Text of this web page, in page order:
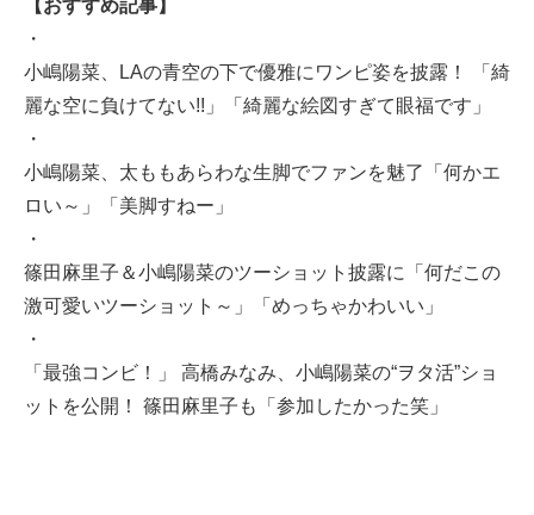
【おすすめ記事】
・
小嶋陽菜、LAの青空の下で優雅にワンピ姿を披露！ 「綺
麗な空に負けてない!!」「綺麗な絵図すぎて眼福です」
・
小嶋陽菜、太ももあらわな生脚でファンを魅了「何かエ
ロい～」「美脚すねー」
・
篠田麻里子＆小嶋陽菜のツーショット披露に「何だこの
激可愛いツーショット～」「めっちゃかわいい」
・
「最強コンビ！」 高橋みなみ、小嶋陽菜の“ヲタ活”ショ
ットを公開！ 篠田麻里子も「参加したかった笑」